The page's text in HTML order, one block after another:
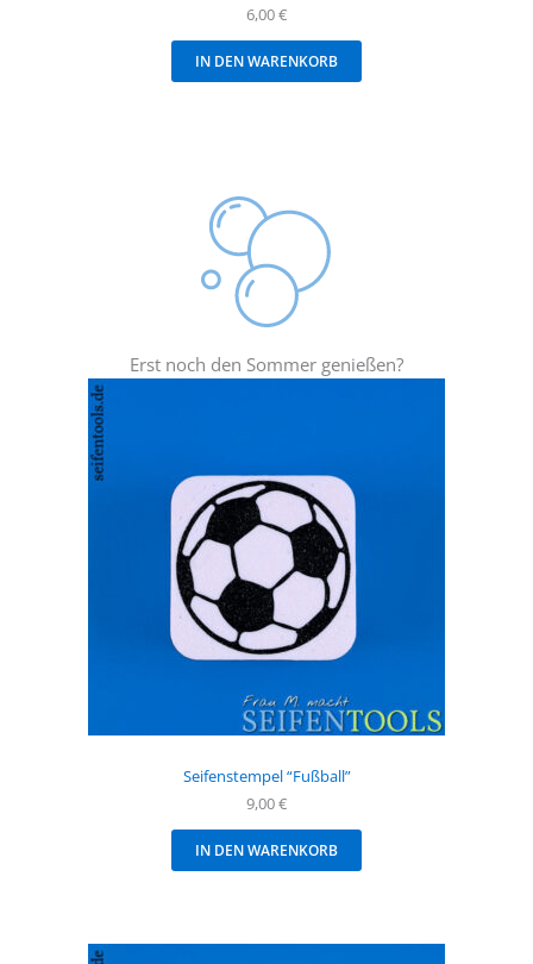
6,00€
IN DEN WARENKORB
Erst noch den Sommer genießen?
Seifenstempel “Fußball”
9,00€
IN DEN WARENKORB